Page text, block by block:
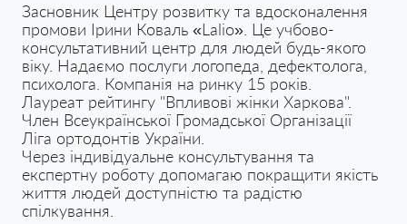
Засновник Центру розвитку та вдосконалення
промови Ірини Коваль «Lalio». Це учбово-
консультативний центр для людей будь-якого
віку. Надаємо послуги логопеда, дефектолога,
психолога. Компанія на ринку 15 років.
Лауреат рейтингу "Впливові жінки Харкова".
Член Всеукраїнської Громадської Організації
Ліга ортодонтів України.
Через індивідуальне консультування та
експертну роботу допомагаю покращити якість
життя людей доступністю та радістю
спілкування.